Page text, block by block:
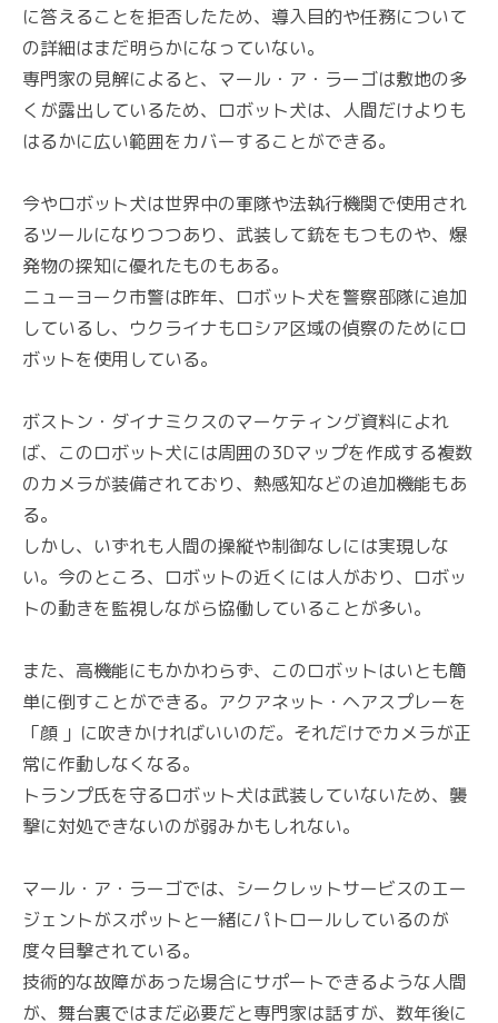
に答えることを拒否したため、導入目的や任務について
の詳細はまだ明らかになっていない。
専門家の見解によると、マール・ア・ラーゴは敷地の多
くが露出しているため、ロボット犬は、人間だけよりも
はるかに広い範囲をカバーすることができる。
今やロボット犬は世界中の軍隊や法執行機関で使用され
るツールになりつつあり、武装して銃をもつものや、爆
発物の探知に優れたものもある。
ニューヨーク市警は昨年、ロボット犬を警察部隊に追加
しているし、ウクライナもロシア区域の偵察のためにロ
ボットを使用している。
ボストン・ダイナミクスのマーケティング資料によれ
ば、このロボット犬には周囲の3Dマップを作成する複数
のカメラが装備されており、熱感知などの追加機能もあ
る。
しかし、いずれも人間の操縦や制御なしには実現しな
い。今のところ、ロボットの近くには人がおり、ロボッ
トの動きを監視しながら協働していることが多い。
また、高機能にもかかわらず、このロボットはいとも簡
単に倒すことができる。アクアネット・ヘアスプレーを
「顔 」に吹きかければいいのだ。それだけでカメラが正
常に作動しなくなる。
トランプ氏を守るロボット犬は武装していないため、襲
撃に対処できないのが弱みかもしれない。
マール・ア・ラーゴでは、シークレットサービスのエー
ジェントがスポットと一緒にパトロールしているのが
度々目撃されている。
技術的な故障があった場合にサポートできるような人間
が、舞台裏ではまだ必要だと専門家は話すが、数年後に